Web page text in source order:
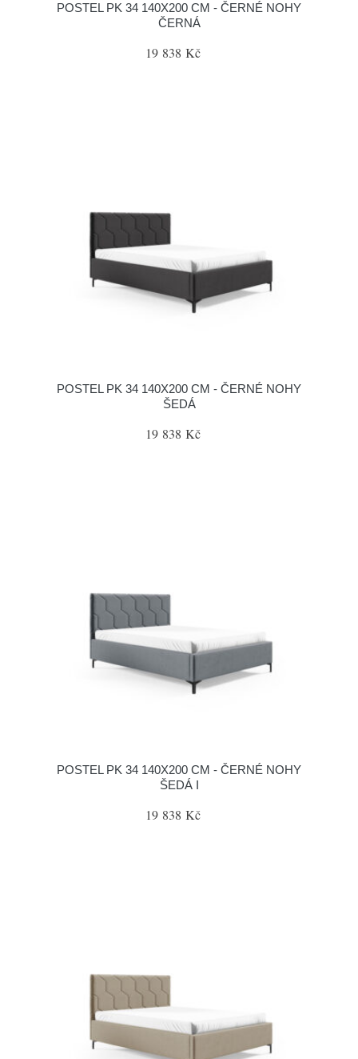
POSTEL PK 34 140X200 CM - ČERNÉ NOHY
ČERNÁ
19 838 Kč
POSTEL PK 34 140X200 CM - ČERNÉ NOHY
ŠEDÁ
19 838 Kč
POSTEL PK 34 140X200 CM - ČERNÉ NOHY
ŠEDÁ I
19 838 Kč